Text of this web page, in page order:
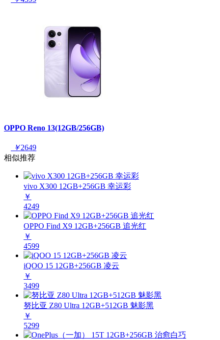
OPPO Reno 13(12GB/256GB)
￥2649
相似推荐
vivo X300 12GB+256GB 幸运彩
￥
4249
OPPO Find X9 12GB+256GB 追光红
￥
4599
iQOO 15 12GB+256GB 凌云
￥
3499
努比亚 Z80 Ultra 12GB+512GB 魅影黑
￥
5299